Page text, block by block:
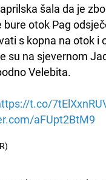
šala da je
bure otok Pag
s kopna na otok i
su na sjevernom
Velebita.
t.co/
aFUpt2BtM9